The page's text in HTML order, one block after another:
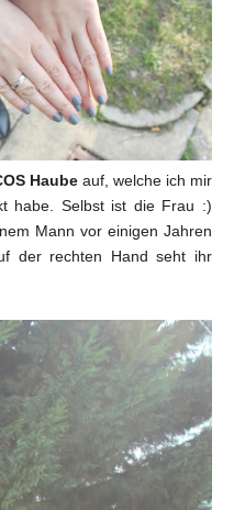
Haube auf, welche ich mir
habe. Selbst ist die Frau :)
Mann vor einigen Jahren
der rechten Hand seht ihr